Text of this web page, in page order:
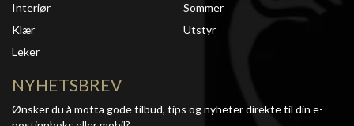
Interiør
Klær
Leker
Sommer
Utstyr
NYHETSBREV
Ønsker du å motta gode tilbud, tips og nyheter direkte til din e-